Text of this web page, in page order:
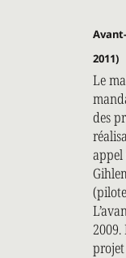
2011)
Le
des
appel
2009.